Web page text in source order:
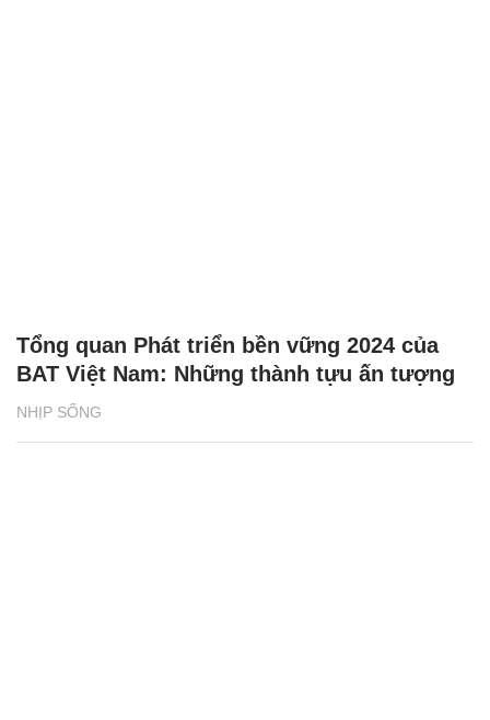
NHỊP SỐNG
Tổng quan Phát triển bền vững 2024 của
BAT Việt Nam: Những thành tựu ấn tượng